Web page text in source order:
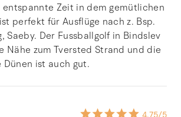
Zeit in dem gemütlichen
perfekt für Ausflüge nach z. Bsp.
Saeby. Der Fussballgolf in Bindslev
Nähe zum Tversted Strand und die
ist auch gut.
4.75/5